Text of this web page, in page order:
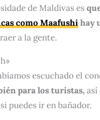
de Maldivas es
como Maafushihay
a la gente.
escuchado el
para los turistas,así
puedes ir en bañador.